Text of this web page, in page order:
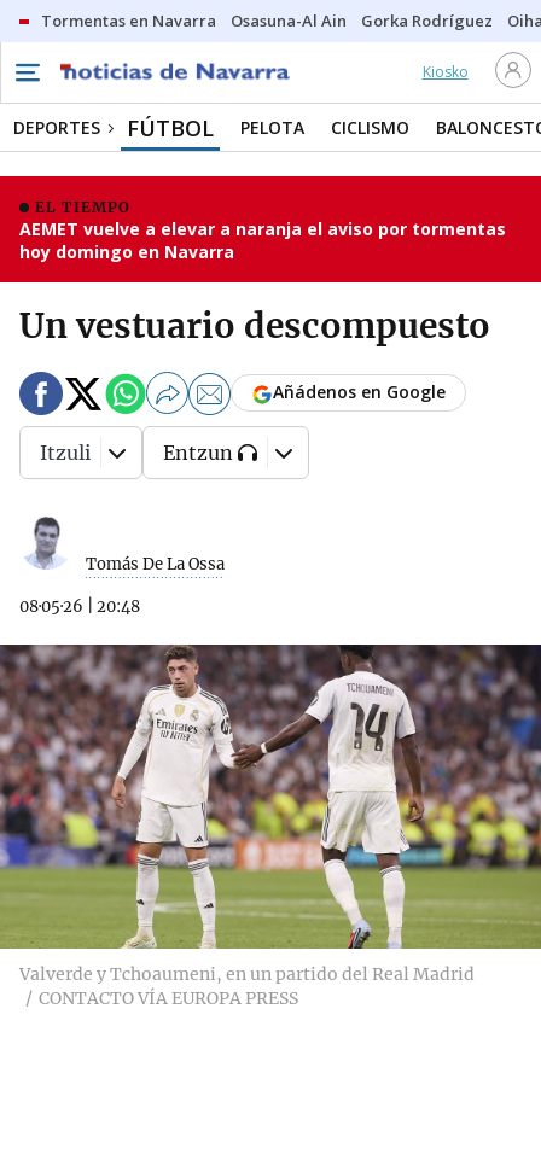
Tormentas en Navarra Osasuna-Al Ain Gorka Rodríguez
Kiosko
DEPORTES FÚTBOL PELOTA CICLISMO
EL TIEMPO
AEMET vuelve a elevar a naranja el aviso por tormentas
hoy domingo en Navarra
Un vestuario descompuesto
Tomás De La Ossa
08·05·26 20:48
Añádenos en Google
Itzuli Entzun
Valverde y Tchoaumeni, en un partido del Real Madrid
CONTACTO VÍA EUROPA PRESS